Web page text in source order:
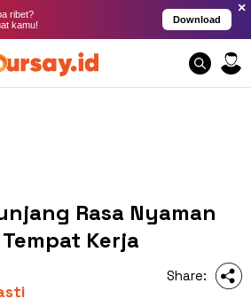
ribet?
kamu!
Download
×
Rasa Nyaman
Kerja
Share: